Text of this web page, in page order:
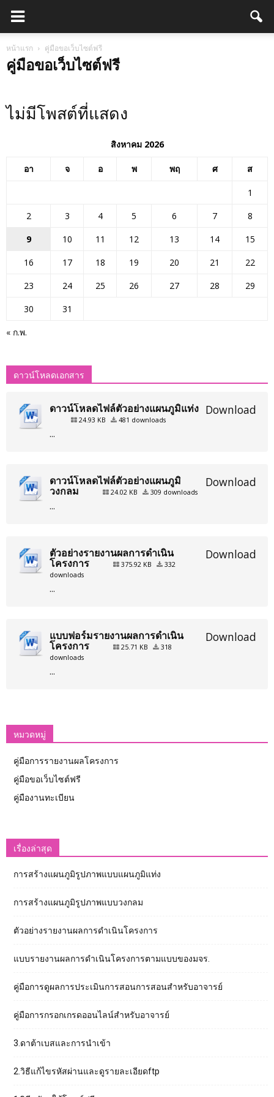
หน้าแรก คู่มือขอเว็บไซต์ฟรี
คู่มือขอเว็บไซต์ฟรี
ไม่มีโพสต์ที่แสดง
สิงหาคม 2026
อา จ อ พ พฤ ศ ส
« ก.พ.
1
2
3 4 5 6 7
8
9
10 11 12 13 14
15
16
17 18 19 20 21
22
23
24 25 26 27 28
29
30
31
ดาวน์โหลดเอกสาร
Download
ดาวน์โหลดไฟล์ตัวอย่างแผนภูมิแท่ง
24.93 KB 481 downloads
...
Download
ดาวน์โหลดไฟล์ตัวอย่างแผนภูมิ
วงกลม 24.02 KB 309 downloads
...
Download
ตัวอย่างรายงานผลการดำเนิน
โครงการ 375.92 KB
332
downloads
...
Download
แบบฟอร์มรายงานผลการดำเนิน
โครงการ 25.71 KB
318
downloads
...
หมวดหมู่
คู่มือการรายงานผลโครงการ
คู่มือขอเว็บไซต์ฟรี
คู่มืองานทะเบียน
เรื่องล่าสุด
การสร้างแผนภูมิรูปภาพแบบแผนภูมิแท่ง
การสร้างแผนภูมิรูปภาพแบบวงกลม
ตัวอย่างรายงานผลการดำเนินโครงการ
แบบรายงานผลการดำเนินโครงการตามแบบของมจร.
คู่มือการดูผลการประเมินการสอนการสอนสำหรับอาจารย์
คู่มือการกรอกเกรดออนไลน์สำหรับอาจารย์
3.ดาต้าเบสและการนำเข้า
2.วิธีแก้ไขรหัสผ่านและดูรายละเอียดftp